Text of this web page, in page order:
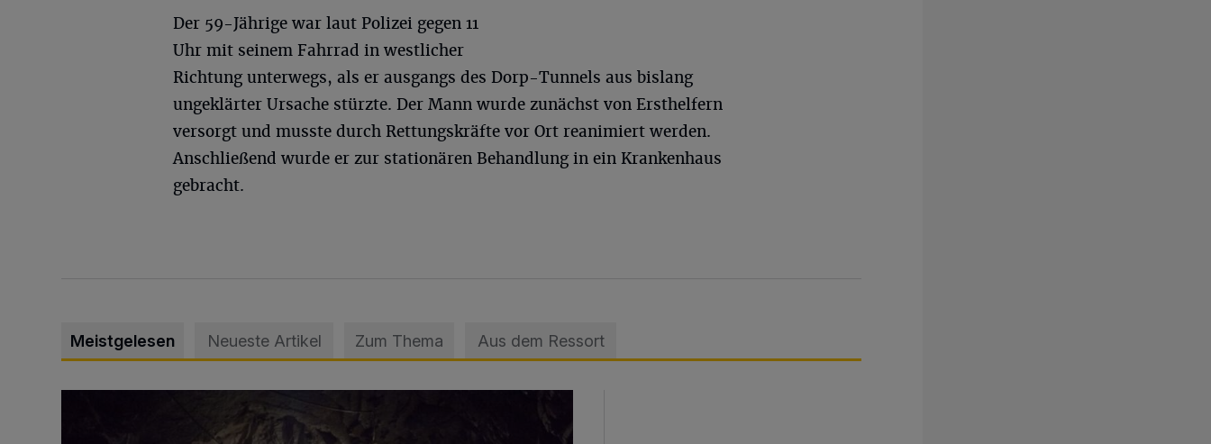
Der 59-Jährige war laut Polizei gegen 11
Uhr mit seinem Fahrrad in westlicher
Richtung unterwegs, als er ausgangs des Dorp-Tunnels aus bislang
ungeklärter Ursache stürzte. Der Mann wurde zunächst von Ersthelfern
versorgt und musste durch Rettungskräfte vor Ort reanimiert werden.
Anschließend wurde er zur stationären Behandlung in ein Krankenhaus
gebracht.
Meistgelesen Neueste Artikel Zum Thema Aus dem Ressort